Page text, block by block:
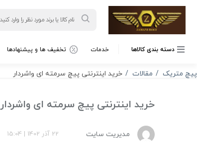
search
دسته بندی کالاها خدمات تخفیف ها و پیشنهادها
پیچ متریک مقالات خرید اینترنتی پیچ سرمته ای واشردار
خرید اینترنتی پیچ سرمته ای واشردار
مدیریت سایت 22 آذر 1402 |
15:04